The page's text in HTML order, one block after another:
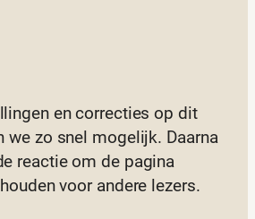
en correcties op dit
we zo snel mogelijk. Daarna
reactie om de pagina
voor andere lezers.